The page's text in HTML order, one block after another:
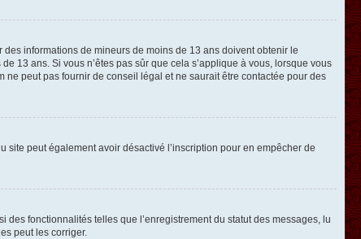
informations de mineurs de moins de 13 ans doivent obtenir le
13 ans. Si vous n’êtes pas sûr que cela s’applique à vous, lorsque vous
peut pas fournir de conseil légal et ne saurait être contactée pour des
peut également avoir désactivé l’inscription pour en empêcher de
fonctionnalités telles que l’enregistrement du statut des messages, lu
peut les corriger.